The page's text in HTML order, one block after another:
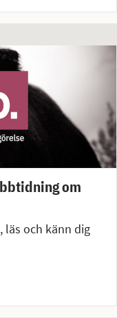
om
läs och känn dig